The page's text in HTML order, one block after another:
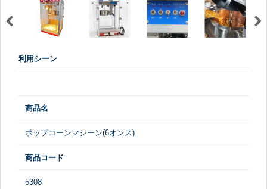
利用シーン
商品名
ポップコーンマシーン(6オンス)
商品コード
5308